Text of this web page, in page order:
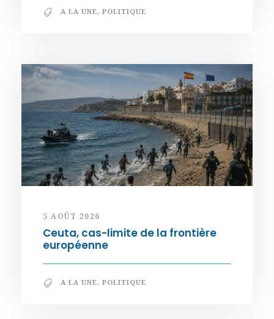
A LA UNE, POLITIQUE
5 AOÛT 2026
Ceuta, cas-limite de la frontière
européenne
A LA UNE, POLITIQUE